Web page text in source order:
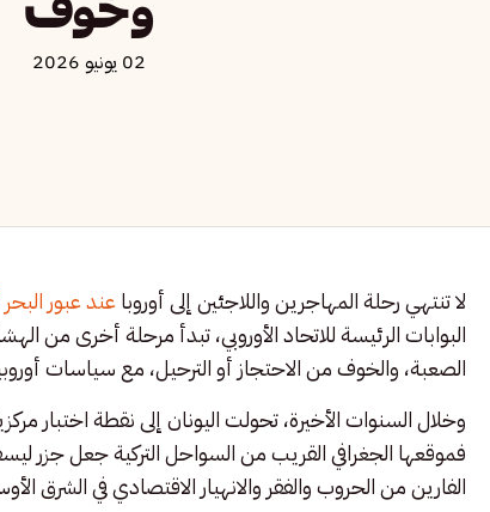
02 يونيو 2026
لا تنتهي رحلة المهاجرين واللاجئين إلى أوروباعند عبور البحر
البوابات الرئيسة للاتحاد الأوروبي، تبدأ مرحلة أخرى من
الصعبة، والخوف من الاحتجاز أو الترحيل، مع سياسات
وخلال السنوات الأخيرة، تحولت اليونان إلى نقطة اختبار
فموقعها الجغرافي القريب من السواحل التركية جعل
الفارين من الحروب والفقر والانهيار الاقتصادي في الشرق